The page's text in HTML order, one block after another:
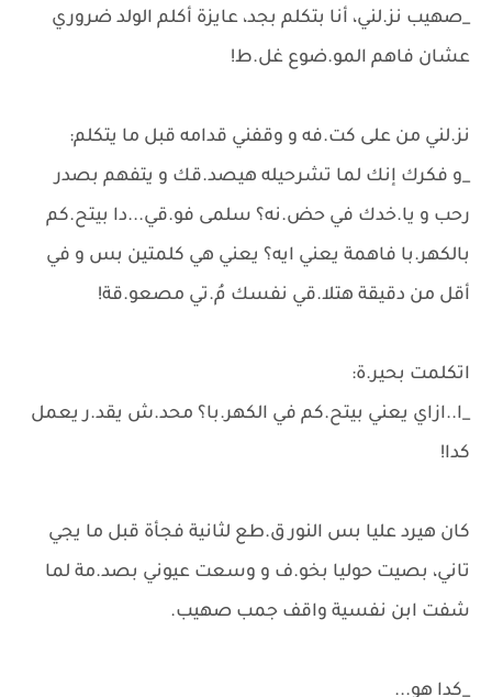
_صهيب نز.لني، أنا بتكلم بجد، عايزة أكلم الولد ضروري
عشان فاهم المو.ضوع غل.ط!
نز.لني من على كت.فه و وقفني قدامه قبل ما يتكلم:
_و فكرك إنك لما تشرحيله هيصد.قك و يتفهم بصدر
رحب و يا.خدك في حض.نه؟ سلمى فو.قي...دا بيتح.كم
بالكهر.با فاهمة يعني ايه؟ يعني هي كلمتين بس و في
أقل من دقيقة هتلا.قي نفسك مُ.تي مصعو.قة!
اتكلمت بحير.ة:
_ا..ازاي يعني بيتح.كم في الكهر.با؟ محد.ش يقد.ر يعمل
كدا!
كان هيرد عليا بس النور ق.طع لثانية فجأة قبل ما يجي
تاني، بصيت حوليا بخو.ف و وسعت عيوني بصد.مة لما
شفت ابن نفسية واقف جمب صهيب.
_كدا هو...